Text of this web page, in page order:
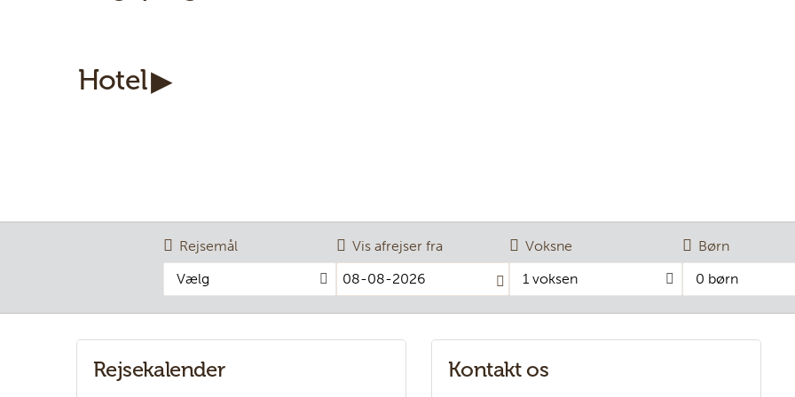
Hotel
Rejsemål
Vælg
Vis afrejser fra
Voksne
1 voksen
Børn
0 børn
Rejsekalender Kontakt os